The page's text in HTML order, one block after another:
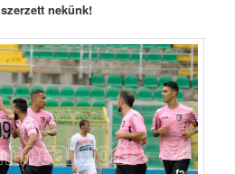
szerzett nekünk!